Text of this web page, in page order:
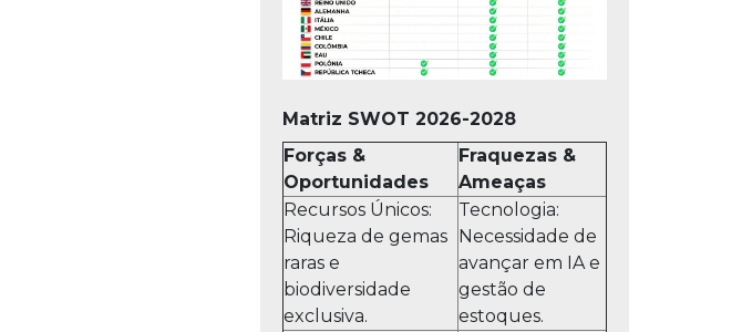
Matriz SWOT 2026-2028
Forças &
Oportunidades
Fraquezas &
Ameaças
Recursos Únicos:
Riqueza de gemas
raras e
biodiversidade
exclusiva.
Tecnologia:
Necessidade de
avançar em IA e
gestão de
estoques.